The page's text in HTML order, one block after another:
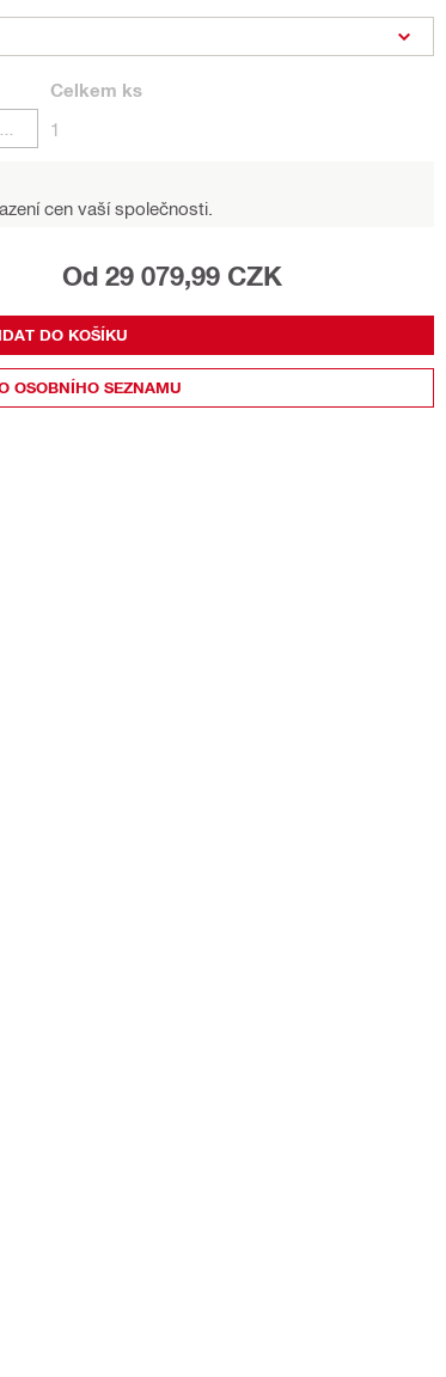
Celkem ks
1
cen vaší společnosti.
Od 29 079,99 CZK
DO KOŠÍKU
OSOBNÍHO SEZNAMU